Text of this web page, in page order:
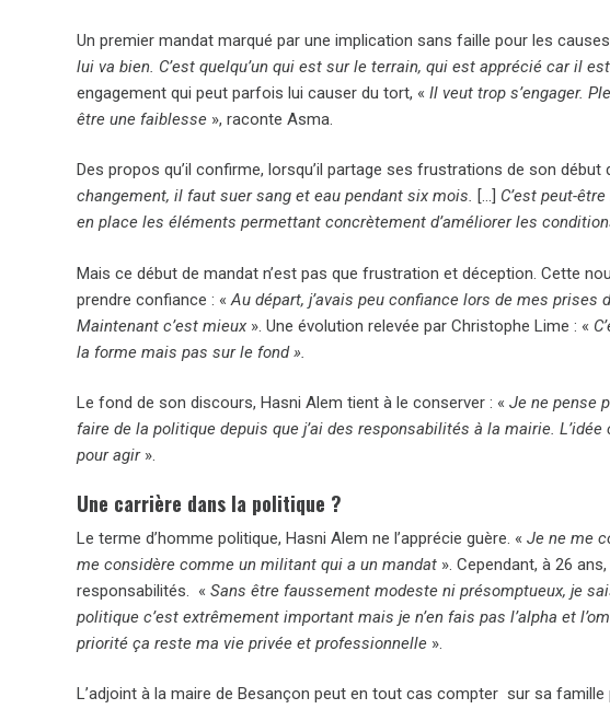
Un premier mandat marqué par une implication sans faille pour les
lui va bien. C’est quelqu’un qui est sur le terrain, qui est apprécié car il
engagement qui peut parfois lui causer du tort, «Il veut trop s’engager.
être une faiblesse », raconte Asma.
Des propos qu’il confirme, lorsqu’il partage ses frustrations de son début
changement, il faut suer sang et eau pendant six mois. […] C’est peut-
en place les éléments permettant concrètement d’améliorer les
Mais ce début de mandat n’est pas que frustration et déception. Cette
prendre confiance : «Au départ, j’avais peu confiance lors de mes
Maintenant c’est mieux ». Une évolution relevée par Christophe Lime : «
la forme mais pas sur le fond ».
Le fond de son discours, Hasni Alem tient à le conserver : «Je ne pense
faire de la politique depuis que j’ai des responsabilités à la mairie.
pour agir».
Une carrière dans la politique ?
Le terme d’homme politique, Hasni Alem ne l’apprécie guère. «Je ne me
me considère comme un militant qui a un mandat ». Cependant, à 26
responsabilités. «Sans être faussement modeste ni présomptueux, je
politique c’est extrêmement important mais je n’en fais pas l’alpha et
priorité ça reste ma vie privée et professionnelle ».
L’adjoint à la maire de Besançon peut en tout cas compter sur sa